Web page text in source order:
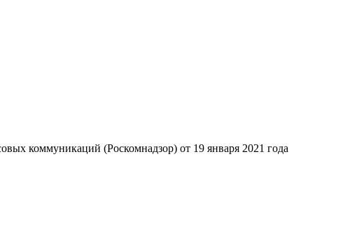
коммуникаций (Роскомнадзор) от 19 января 2021 года